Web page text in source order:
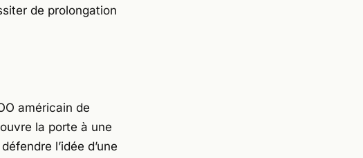
de prolongation
américain de
la porte à une
l’idée d’une